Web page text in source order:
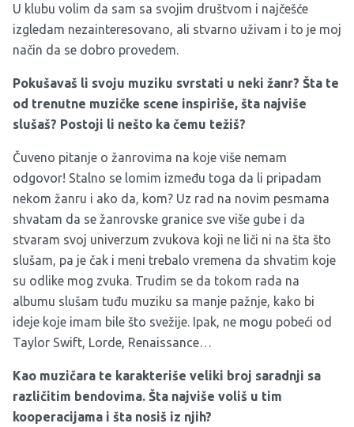
U klubu volim da sam sa svojim društvom i najčešće
izgledam nezainteresovano, ali stvarno uživam i to je moj
način da se dobro provedem.
Pokušavaš li svoju muziku svrstati u neki žanr? Šta te
od trenutne muzičke scene inspiriše, šta najviše
slušaš? Postoji li nešto ka čemu težiš?
Čuveno pitanje o žanrovima na koje više nemam
odgovor! Stalno se lomim između toga da li pripadam
nekom žanru i ako da, kom? Uz rad na novim pesmama
shvatam da se žanrovske granice sve više gube i da
stvaram svoj univerzum zvukova koji ne liči ni na šta što
slušam, pa je čak i meni trebalo vremena da shvatim koje
su odlike mog zvuka. Trudim se da tokom rada na
albumu slušam tuđu muziku sa manje pažnje, kako bi
ideje koje imam bile što svežije. Ipak, ne mogu pobeći od
Taylor Swift, Lorde, Renaissance…
Kao muzičara te karakteriše veliki broj saradnji sa
različitim bendovima. Šta najviše voliš u tim
kooperacijama i šta nosiš iz njih?